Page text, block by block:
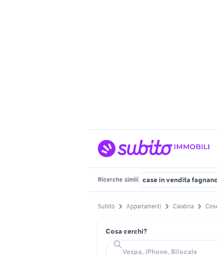
Ricerche simili case in vendita
Subito Appartamenti Calabria
Cosa cerchi?